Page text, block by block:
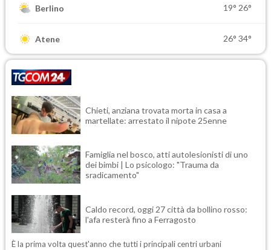
Berlino 19° 26°
Atene 26° 34°
Chieti, anziana trovata morta in casa a
martellate: arrestato il nipote 25enne
Famiglia nel bosco, atti autolesionisti di uno
dei bimbi | Lo psicologo: "Trauma da
sradicamento"
Caldo record, oggi 27 città da bollino rosso:
l'afa resterà fino a Ferragosto
È la prima volta quest'anno che tutti i principali centri urbani